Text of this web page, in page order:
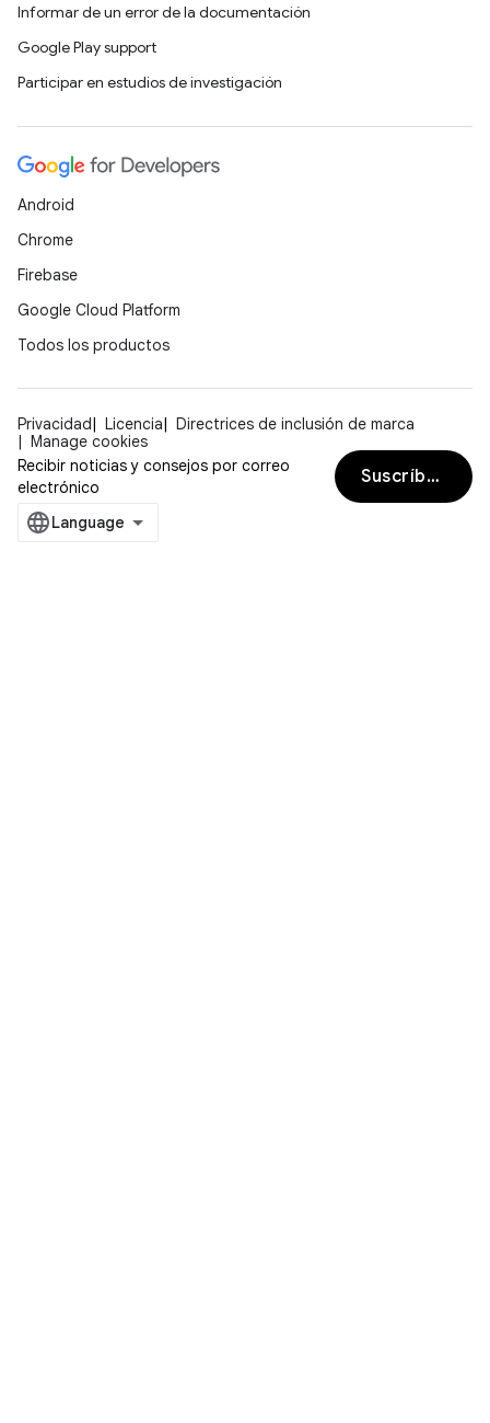
Informar de un error de la documentación
Google Play support
Participar en estudios de investigación
Android
Chrome
Firebase
Google Cloud Platform
Todos los productos
Privacidad Licencia
Directrices de inclusión de marca
Manage cookies
Recibir noticias y consejos por correo
electrónico
Suscríbete